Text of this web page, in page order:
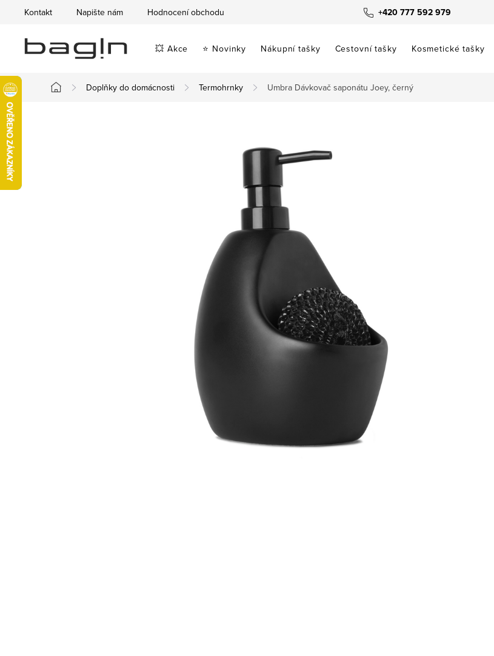
obsah
+420 777 592 979
Kontakt Napište nám Hodnocení obchodu
💥 Akce ⭐ Novinky Nákupní tašky Cestovní tašky Kosmetické tašky
Domů
Doplňky do domácnosti Termohrnky Umbra Dávkovač saponátu Joey, černý